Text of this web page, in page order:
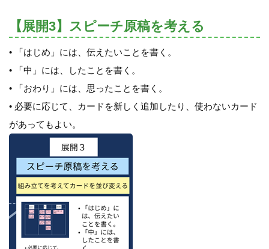
【展開3】スピーチ原稿を考える
• 「はじめ」には、伝えたいことを書く。
• 「中」には、したことを書く。
• 「おわり」には、思ったことを書く。
• 必要に応じて、カードを新しく追加したり、使わないカード
があってもよい。